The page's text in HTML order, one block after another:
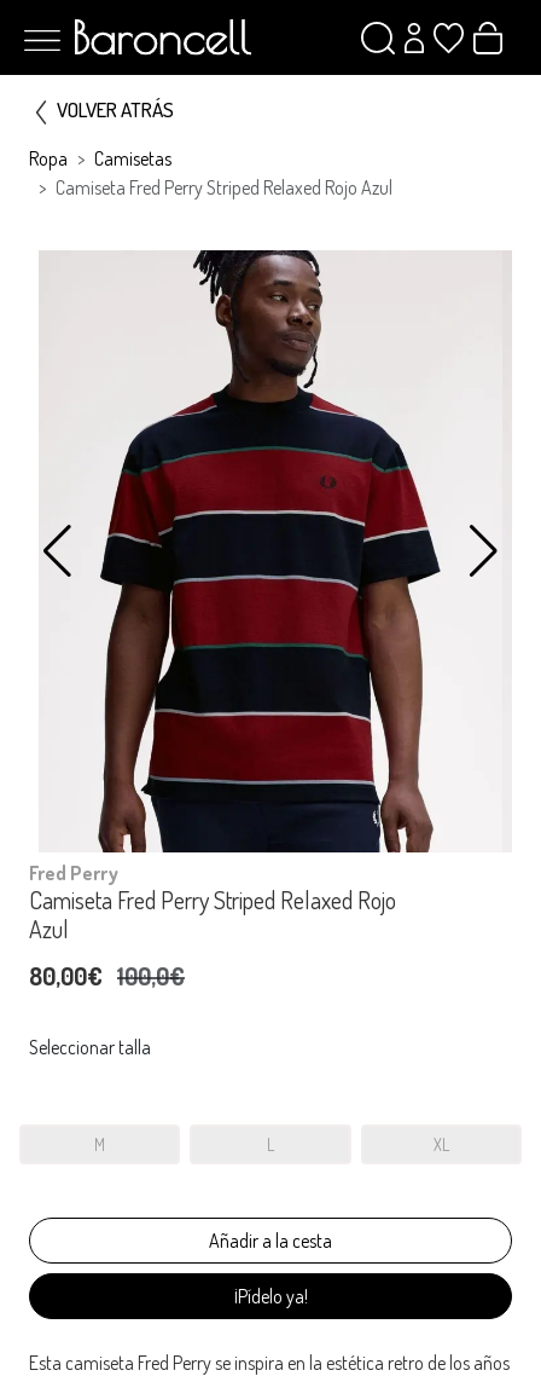
VOLVER ATRÁS
Ropa
Camisetas
Camiseta Fred Perry Striped Relaxed Rojo Azul
Fred Perry
Camiseta Fred Perry Striped Relaxed Rojo
Azul
80,00€ 100,0€
Seleccionar talla
M L XL
¡Pídelo ya!
Esta camiseta Fred Perry se inspira en la estética retro de los años